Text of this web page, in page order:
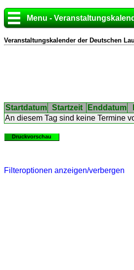
Menu -
Veranstaltungskalender der Deutschen
Startdatum Startzeit Enddatum
An diesem Tag sind keine Termine
Druckvorschau
Filteroptionen anzeigen/verbergen